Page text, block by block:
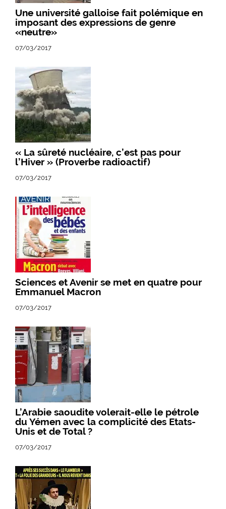
Une université galloise fait polémique en
imposant des expressions de genre
«neutre»
07/03/2017
« La sûreté nucléaire, c’est pas pour
l’Hiver » (Proverbe radioactif)
07/03/2017
Sciences et Avenir se met en quatre pour
Emmanuel Macron
07/03/2017
L’Arabie saoudite volerait-elle le pétrole
du Yémen avec la complicité des Etats-
Unis et de Total ?
07/03/2017